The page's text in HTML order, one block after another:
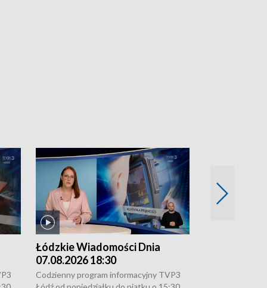
Łódzkie Wiadomości Dnia
07.08.2026 18:30
Codzienny program informacyjny TVP3